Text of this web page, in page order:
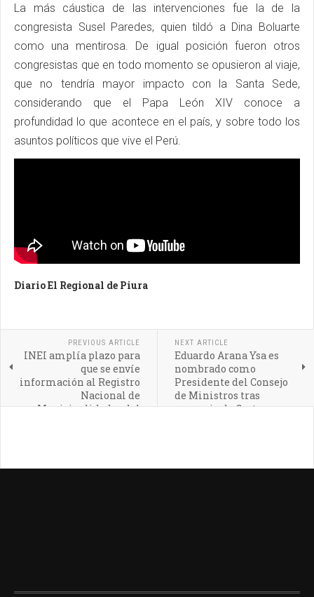
La más cáustica de las intervenciones fue la de la
congresista Susel Paredes, quien tildó a Dina Boluarte
como una mentirosa. De igual posición fueron otros
congresistas que en todo momento se opusieron al viaje,
que no tendría mayor impacto con la Santa Sede,
considerando que el Papa León XIV conoce a
profundidad lo que acontece en el país, y sobre todo los
asuntos políticos que vive el Perú.
Diario El Regional de Piura
PREVIOUS ARTICLE
INEI amplía plazo para
que se envíe
información al Registro
Nacional de
Municipalidades del
NEXT ARTICLE
Eduardo Arana Ysa es
nombrado como
Presidente del Consejo
de Ministros tras
renuncia de Gustavo